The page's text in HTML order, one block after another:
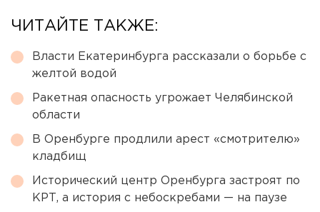
ЧИТАЙТЕ ТАКЖЕ:
Власти Екатеринбурга рассказали о борьбе с
желтой водой
Ракетная опасность угрожает Челябинской
области
В Оренбурге продлили арест «смотрителю»
кладбищ
Исторический центр Оренбурга застроят по
КРТ, а история с небоскребами — на паузе